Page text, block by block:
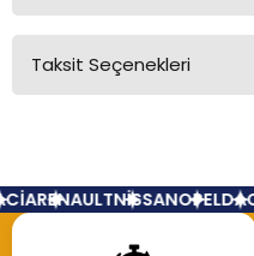
Bu ürüne ilk
Taksit Seçenekleri
RENAULTNİSSANOPEL